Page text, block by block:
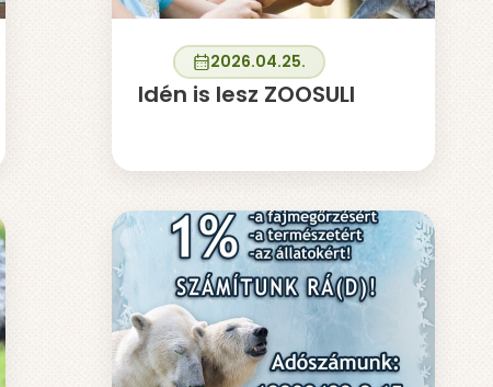
2026.04.25.
Idén is lesz ZOOSULI